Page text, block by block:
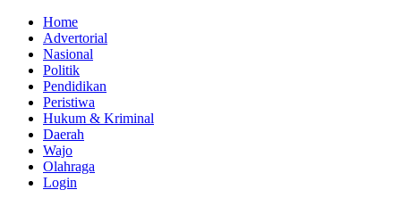
Home
Advertorial
Nasional
Politik
Pendidikan
Peristiwa
Hukum & Kriminal
Daerah
Wajo
Olahraga
Login